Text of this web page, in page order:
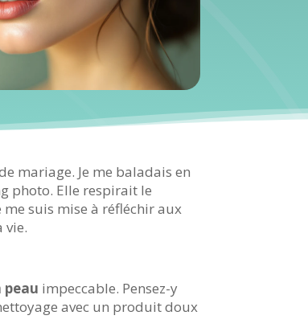
mariage. Je me baladais en
photo. Elle respirait le
suis mise à réfléchir aux
vie.
peau impeccable. Pensez-y
avec un produit doux